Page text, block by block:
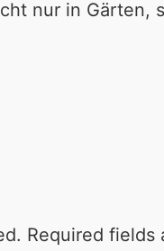
nur in
Required fields